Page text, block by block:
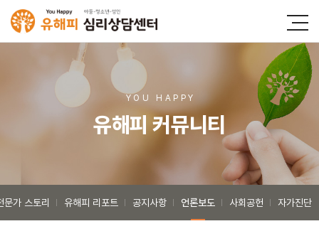
YOU HAPPY
유해피 커뮤니티
문가 스토리 유해피 리포트 공지사항 언론보도 사회공헌 자가진단